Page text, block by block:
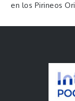
en los Pirineos